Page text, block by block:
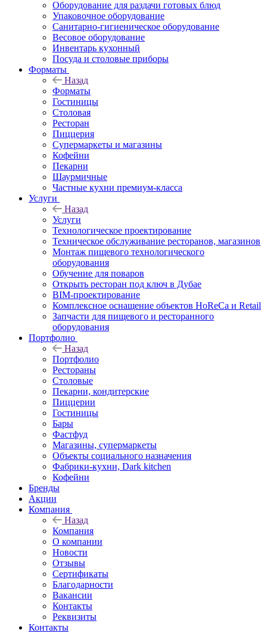
Оборудование для раздачи готовых блюд
Упаковочное оборудование
Санитарно-гигиеническое оборудование
Весовое оборудование
Инвентарь кухонный
Посуда и столовые приборы
Форматы
Назад
Форматы
Гостиницы
Столовая
Ресторан
Пиццерия
Супермаркеты и магазины
Кофейни
Пекарни
Шаурмичные
Частные кухни премиум-класса
Услуги
Назад
Услуги
Технологическое проектирование
Техническое обслуживание ресторанов, магазинов
Монтаж пищевого технологического
оборудования
Обучение для поваров
Открыть ресторан под ключ в Дубае
BIM-проектирование
Комплексное оснащение объектов HoReCa и Retail
Запчасти для пищевого и ресторанного
оборудования
Портфолио
Назад
Портфолио
Рестораны
Столовые
Пекарни, кондитерские
Пиццерии
Гостиницы
Бары
Фастфуд
Магазины, супермаркеты
Объекты социального назначения
Фабрики-кухни, Dark kitchen
Кофейни
Бренды
Акции
Компания
Назад
Компания
О компании
Новости
Отзывы
Сертификаты
Благодарности
Вакансии
Контакты
Реквизиты
Контакты